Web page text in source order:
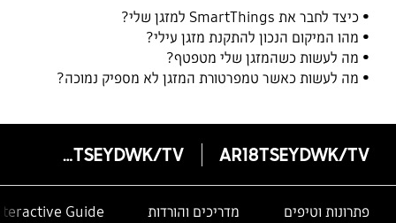
כיצד לחבר את SmartThings למזגן שלי?
מהו המיקום הנכון להתקנת מזגן עילי?
מה לעשות כשהמזגן שלי מטפטף?
מה לעשות כאשר טמפרטורת המזגן לא מספיק נמוכה?
AR18TSEYDWK/TV
AR18TSEYDWK/TV
פתרונות וטיפים מדריכים והורדות Guide